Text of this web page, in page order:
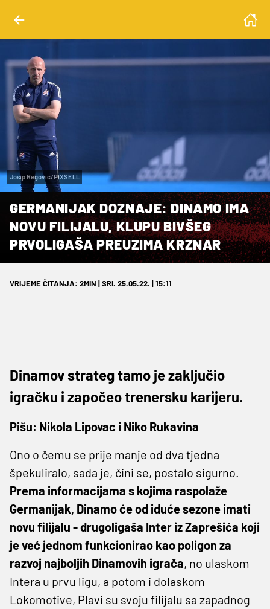
Josip Regovic/PIXSELL
GERMANIJAK DOZNAJE: DINAMO IMA
NOVU FILIJALU, KLUPU BIVŠEG
PRVOLIGAŠA PREUZIMA KRZNAR
VRIJEME ČITANJA: 2MIN | SRI. 25.05.22. | 15:11
Dinamov strateg tamo je zaključio
igračku i započeo trenersku karijeru.
Pišu: Nikola Lipovac i Niko Rukavina
Ono o čemu se prije manje od dva tjedna
špekuliralo, sada je, čini se, postalo sigurno.
Prema informacijama s kojima raspolaže
Germanijak, Dinamo će od iduće sezone imati
novu filijalu - drugoligaša Inter iz Zaprešića koji
je već jednom funkcionirao kao poligon za
razvoj najboljih Dinamovih igrača, no ulaskom
Intera u prvu ligu, a potom i dolaskom
Lokomotive, Plavi su svoju filijalu sa zapadnog